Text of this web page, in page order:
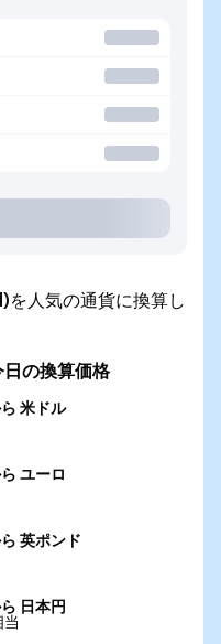
気の通貨に換算し
の換算価格
米ドル
ユーロ
英ポンド
日本円